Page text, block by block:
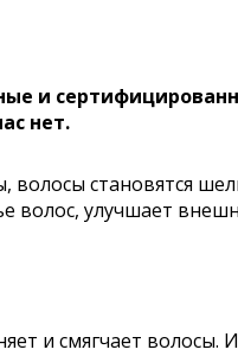
и
нет.
становятся
улучшает
и смягчает